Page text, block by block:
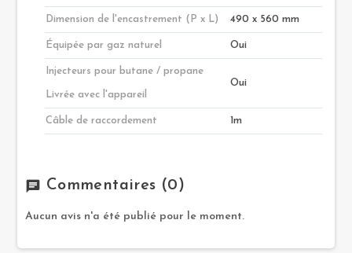
Dimension de l'encastrement (P x L) 490 x 560 mm
Équipée par gaz naturel Oui
Injecteurs pour butane / propane
Livrée avec l'appareil
Oui
Câble de raccordement 1m
chat Commentaires (0)
Aucun avis n'a été publié pour le moment.